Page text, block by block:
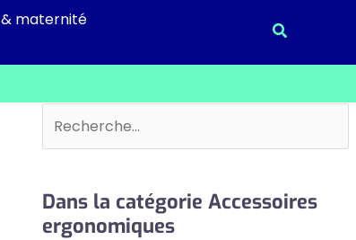
maternité
Rechercher
Dans la catégorie Accessoires
ergonomiques